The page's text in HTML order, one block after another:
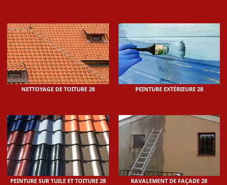
NETTOYAGE DE TOITURE 28 PEINTURE EXTÉRIEURE 28
PEINTURE SUR TUILE ET TOITURE 28 RAVALEMENT DE FAÇADE 28